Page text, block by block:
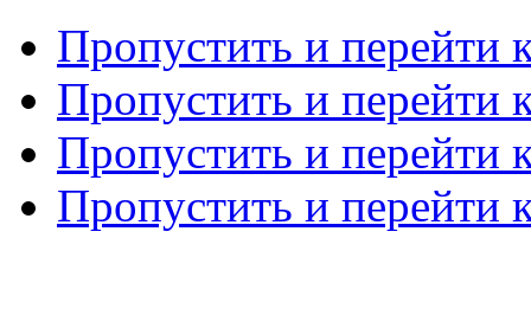
Пропустить и перейти
Пропустить и перейти
Пропустить и перейти
Пропустить и перейти